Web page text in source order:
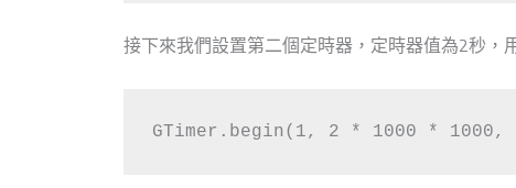
接下來我們設置第二個定時器，定時器值為2秒，
GTimer.begin(1, 2 * 1000 *